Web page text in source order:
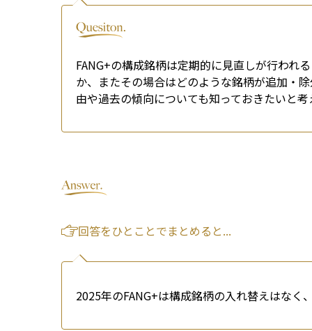
FANG+の構成銘柄は定期的に見直しが行われ
か、またその場合はどのような銘柄が追加・
由や過去の傾向についても知っておきたいと考
回答をひとことでまとめると...
2025年のFANG+は構成銘柄の入れ替えはな